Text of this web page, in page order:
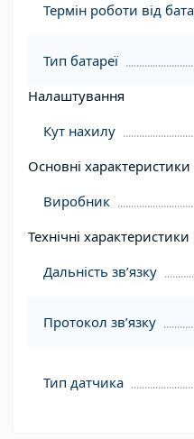
Термін роботи від
Тип батареї
Налаштування
Кут нахилу
Основні характеристики
Виробник
Технічні характеристики
Дальність звʼязку
Протокол зв’язку
Тип датчика